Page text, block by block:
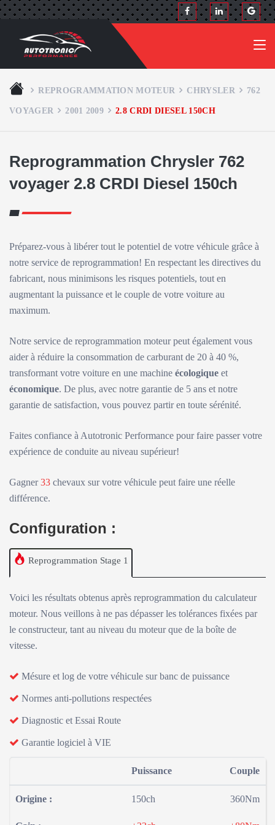
REPROGRAMMATION MOTEUR CHRYSLER 762
VOYAGER 2001 2009 2.8 CRDI DIESEL 150CH
Reprogrammation Chrysler 762
voyager 2.8 CRDI Diesel 150ch
Préparez-vous à libérer tout le potentiel de votre véhicule grâce à
notre service de reprogrammation! En respectant les directives du
fabricant, nous minimisons les risques potentiels, tout en
augmentant la puissance et le couple de votre voiture au
maximum.
Notre service de reprogrammation moteur peut également vous
aider à réduire la consommation de carburant de 20 à 40 %,
transformant votre voiture en une machine écologique et
économique. De plus, avec notre garantie de 5 ans et notre
garantie de satisfaction, vous pouvez partir en toute sérénité.
Faites confiance à Autotronic Performance pour faire passer votre
expérience de conduite au niveau supérieur!
Gagner33 chevaux sur votre véhicule peut faire une réelle
différence.
Configuration :
Reprogrammation Stage 1
Voici les résultats obtenus après reprogrammation du calculateur
moteur. Nous veillons à ne pas dépasser les tolérances fixées par
le constructeur, tant au niveau du moteur que de la boîte de
vitesse.
Mésure et log de votre véhicule sur banc de puissance
Normes anti-pollutions respectées
Diagnostic et Essai Route
Garantie logiciel à VIE
Puissance Couple
Origine : 150ch 360Nm